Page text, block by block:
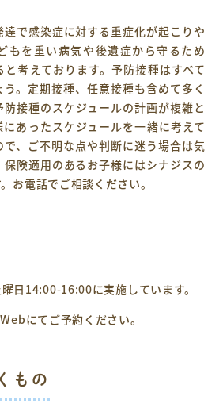
で感染症に対する重症化が起こりや
もを重い病気や後遺症から守るため
考えております。予防接種はすべて
。定期接種、任意接種も含めて多く
接種のスケジュールの計画が複雑と
あったスケジュールを一緒に考えて
、ご不明な点や判断に迷う場合は気
険適用のあるお子様にはシナジスの
お電話でご相談ください。
日14:00-16:00に実施しています。
にてご予約ください。
もの